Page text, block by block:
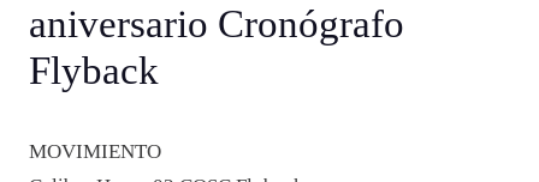
aniversario Cronógrafo
Flyback
MOVIMIENTO